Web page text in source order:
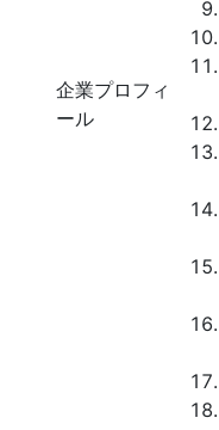
企業プロフィ
ール